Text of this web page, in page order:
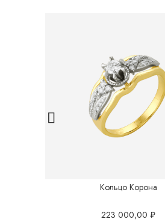
Кольцо Корона
223 000,00 ₽